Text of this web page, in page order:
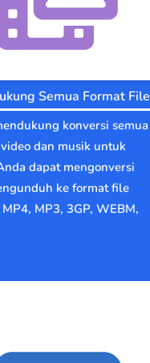
Semua Format File
konversi semua
dan musik untuk
dapat mengonversi
ke format file
MP3, 3GP, WEBM,